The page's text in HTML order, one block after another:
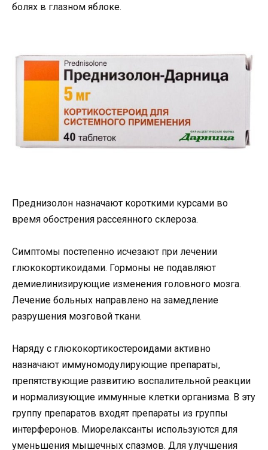
болях в глазном яблоке.
Преднизолон назначают короткими курсами во
время обострения рассеянного склероза.
Симптомы постепенно исчезают при лечении
глюкокортикоидами. Гормоны не подавляют
демиелинизирующие изменения головного мозга.
Лечение больных направлено на замедление
разрушения мозговой ткани.
Наряду с глюкокортикостероидами активно
назначают иммуномодулирующие препараты,
препятствующие развитию воспалительной реакции
и нормализующие иммунные клетки организма. В эту
группу препаратов входят препараты из группы
интерферонов. Миорелаксанты используются для
уменьшения мышечных спазмов. Для улучшения